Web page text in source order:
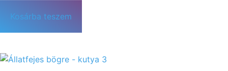
Kosárba teszem